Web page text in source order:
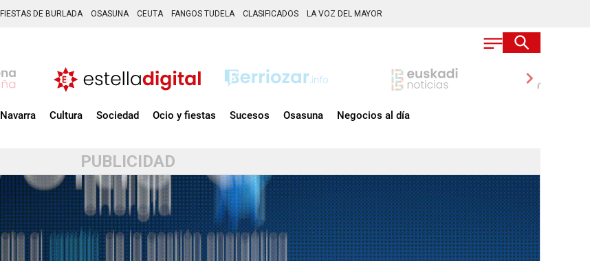
FIESTAS DE BURLADA OSASUNA CEUTA FANGOS TUDELA CLASIFICADOS LA VOZ DEL MAYOR
chevron_right
Navarra Cultura Sociedad Ocio y fiestas Sucesos Osasuna Negocios al día
PUBLICIDAD